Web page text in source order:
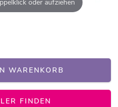
oder aufziehen
WARENKORB
FINDEN